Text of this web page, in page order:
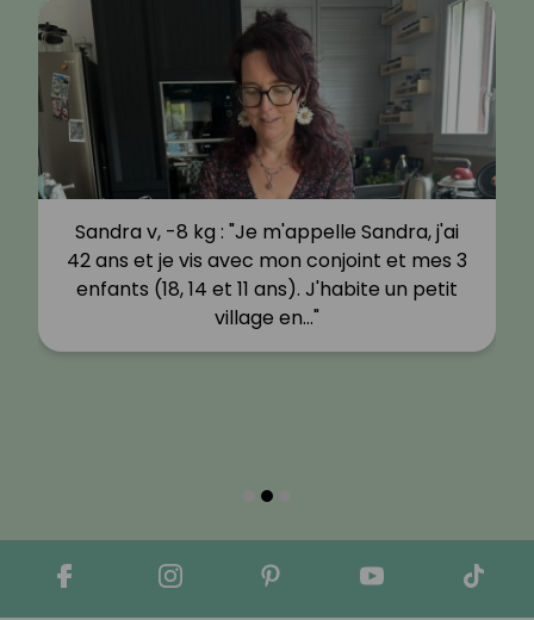
Sandra v, -8 kg : "Je m'appelle Sandra, j'ai
42 ans et je vis avec mon conjoint et mes 3
enfants (18, 14 et 11 ans). J'habite un petit
village en…"